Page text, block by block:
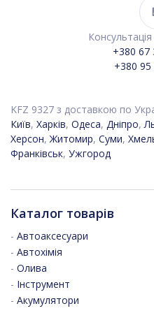
+380 67
+380
KFZ 9327 з доставкою по
Київ, Харків, Одеса, Дніпро,
Херсон, Житомир, Суми,
Франківськ, Ужгород
Каталог товарів
- Автоаксесуари
- Автохімія
- Олива
- Інструмент
- Акумулятори